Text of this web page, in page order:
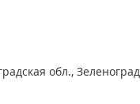
обл.,